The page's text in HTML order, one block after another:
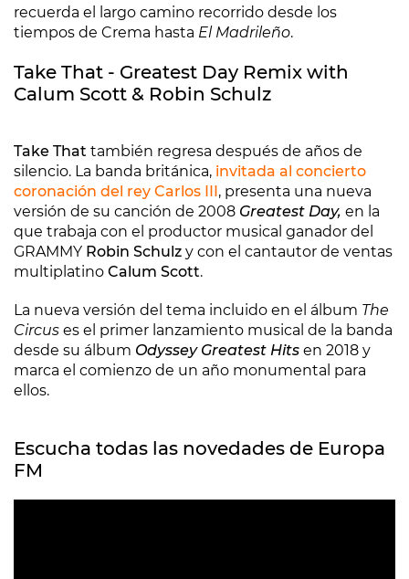
recuerda el largo camino recorrido desde los
tiempos de Crema hasta El Madrileño.
Take That - Greatest Day Remix with
Calum Scott & Robin Schulz
Take That también regresa después de años de
silencio. La banda británica, invitada al concierto
coronación del rey Carlos III, presenta una nueva
versión de su canción de 2008 Greatest Day, en la
que trabaja con el productor musical ganador del
GRAMMY Robin Schulz y con el cantautor de ventas
multiplatino Calum Scott.
La nueva versión del tema incluido en el álbum The
Circus es el primer lanzamiento musical de la banda
desde su álbum Odyssey Greatest Hits en 2018 y
marca el comienzo de un año monumental para
ellos.
Escucha todas las novedades de Europa
FM